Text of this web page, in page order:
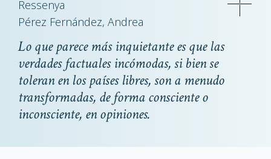
Ressenya
Pérez Fernández, Andrea
Lo que parece más inquietante es que las
verdades factuales incómodas, si bien se
toleran en los países libres, son a menudo
transformadas, de forma consciente o
inconsciente, en opiniones.